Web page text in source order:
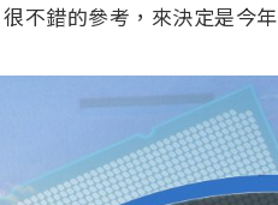
不錯的參考，來決定是今